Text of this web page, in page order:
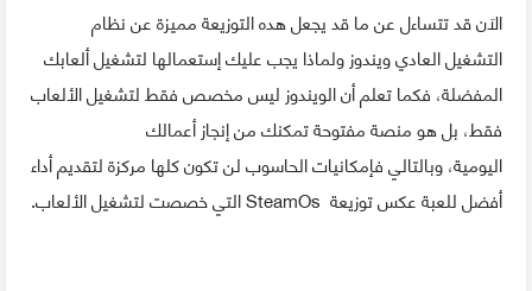
الاَن قد تتساءل عن ما قد يجعل هده التوزيعة مميزة عن نظام
التشغيل العادي ويندوز ولماذا يجب عليك إستعمالها لتشغيل ألعابك
المفضلة،فكما تعلم أن الويندوز ليس مخصص فقط لتشغيل الألعاب
فقط،بل هو منصة مفتوحة تمكنك من إنجاز أعمالك
اليومية،وبالتالي فإمكانيات الحاسوب لن تكون كلها مركزة لتقديم أداء
أفضل للعبة عكس توزيعة SteamOsالتي خصصت لتشغيل الألعاب.